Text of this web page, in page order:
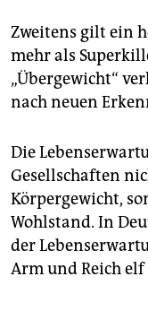
Zweitens gilt ein
mehr als
„Übergewicht“
nach neuen
Die
Gesellschaften
Körpergewicht,
Wohlstand. In
der
Arm und Reich elf